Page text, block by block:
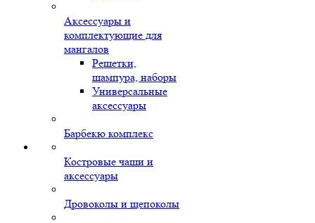
Аксессуары и
комплектующие для
мангалов
Решетки,
шампура, наборы
Универсальные
аксессуары
Барбекю комплекс
Костровые чаши и
аксессуары
Дровоколы и щепоколы